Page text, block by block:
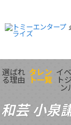
選ばれ
る理由
タレン
ト一覧
イ
ト
ン
和芸 小泉